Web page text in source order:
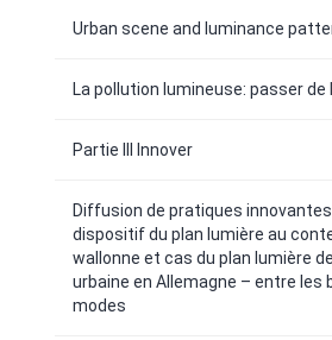
Urban scene and luminance
La pollution lumineuse: passer de
Partie III Innover
Diffusion de pratiques
dispositif du plan lumière au
wallonne et cas du plan lumière
urbaine en Allemagne – entre les
modes